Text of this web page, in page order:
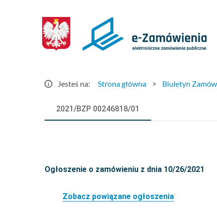
Szczegóły
ogłoszenia
Zamówienia.gov.pl
Jesteś na: Strona główna > Biuletyn
2021/BZP 00246818/01
Ogłoszenie o zamówieniu z dnia 10/26/2021
Zobacz powiązane ogłoszenia